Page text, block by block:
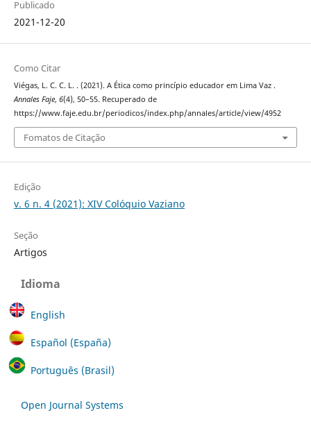
Publicado
2021-12-20
Como Citar
Viégas, L. C. C. L. . (2021). A Ética como princípio educador em Lima Vaz .
Annales Faje, 6(4), 50–55. Recuperado de
https://www.faje.edu.br/periodicos/index.php/annales/article/view/4952
Fomatos de Citação
Edição
v. 6 n. 4 (2021): XIV Colóquio Vaziano
Seção
Artigos
Idioma
English
Español (España)
Português (Brasil)
Open Journal Systems